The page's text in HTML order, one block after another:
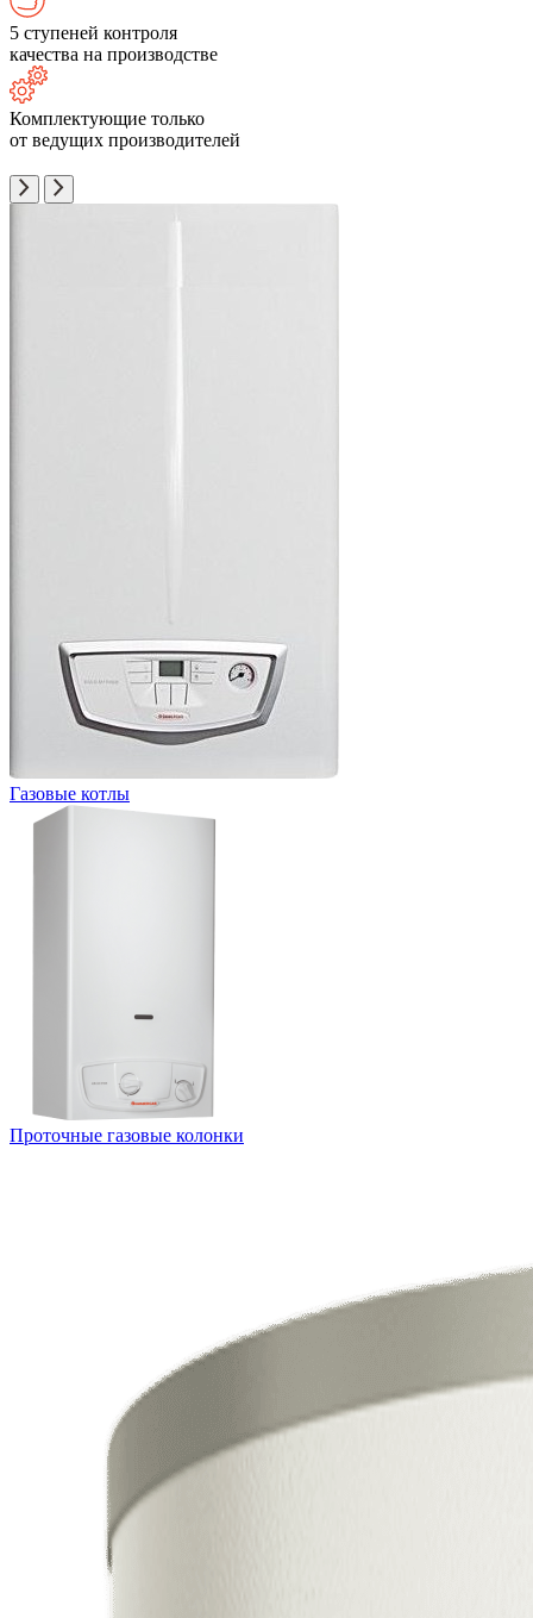
5 ступеней контроля
качества на производстве
Комплектующие только
от ведущих производителей
Газовые котлы
Проточные газовые колонки